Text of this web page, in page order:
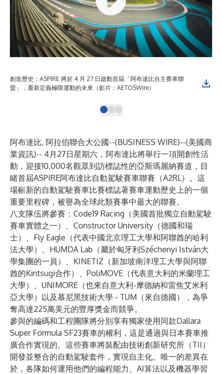
創造歷史：ASPIRE 將於 4 月 27 日啟動首屆「阿布達比自主賽車聯
盟」，重新定義極限運動的未來（影片：AETOSWire）
阿布達比, 阿拉伯聯合大公國--(BUSINESS WIRE)--(美國商
業資訊)-- 4月27日星期六，阿布達比將舉行一項開創性活
動，迎接10,000名觀眾到訪標誌性的亞斯瑪麗納賽道，目
睹首屆ASPIRE阿布達比自動駕駛賽車聯賽（A2RL）。這
場嶄新的自動駕駛賽車比賽標誌著賽車運動歷史上的一個
重要里程碑，被譽為全球此類賽事中最大的聯賽。
八支隊伍將參賽：Code19 Racing（美國首批獨立自動駕駛
賽車實體之一）、Constructor University（德國和瑞
士）、Fly Eagle（代表中國北京理工大學和阿聯酋的哈利
法大學）、HUMDA Lab（屬於匈牙利Széchenyi István大
學集團的一員）、KINETIZ（新加坡南洋理工大學與阿聯
酋的Kintsugi合作）、PoliMOVE（代表意大利的米蘭理工
大學）、UNIMORE（也來自意大利-摩德納和雷焦艾米利
亞大學）以及慕尼黑技術大學 - TUM（來自德國），為爭
奪高達225萬美元的豐厚獎金而競爭。
參與的編碼和工程團隊將分別享有獨家使用同款Dallara
Super Formula SF23賽車的權利，這是通過與日本賽車推
廣合作實現的。這些賽車將裝配由技術創新研究所（TII）
開發並整合的自動駕駛套件，實現自主化。唯一的差異在
於，各隊如何運用他們的編程能力、AI算法以及機器學習